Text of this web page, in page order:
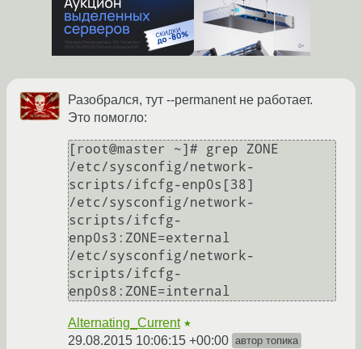
Разобрался, тут --permanent не работает.
Это помогло:
[root@master ~]# grep ZONE
/etc/sysconfig/network-
scripts/ifcfg-enp0s[38]
/etc/sysconfig/network-
scripts/ifcfg-
enp0s3:ZONE=external
/etc/sysconfig/network-
scripts/ifcfg-
Alternating_Current ★
29.08.2015 10:06:15 +00:00 автор топика